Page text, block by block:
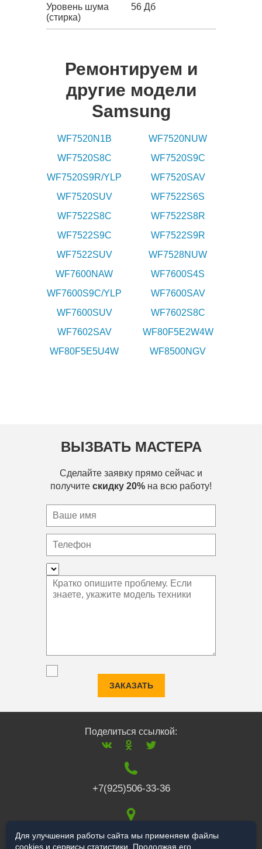
Уровень шума
(стирка)
56 Дб
Ремонтируем и
другие модели
Samsung
WF7520N1B
WF7520NUW
WF7520S8C
WF7520S9C
WF7520S9R/YLP
WF7520SAV
WF7520SUV
WF7522S6S
WF7522S8C
WF7522S8R
WF7522S9C
WF7522S9R
WF7522SUV
WF7528NUW
WF7600NAW
WF7600S4S
WF7600S9C/YLP
WF7600SAV
WF7600SUV
WF7602S8C
WF7602SAV
WF80F5E2W4W
WF80F5E5U4W
WF8500NGV
ВЫЗВАТЬ МАСТЕРА
Сделайте заявку прямо сейчас и
получите скидку 20% на всю работу!
ЗАКАЗАТЬ
Поделиться ссылкой:
+7(925)506-33-36
117519,г. Москва,
Для улучшения работы сайта мы применяем файлы
cookies и сервисы статистики. Продолжая его